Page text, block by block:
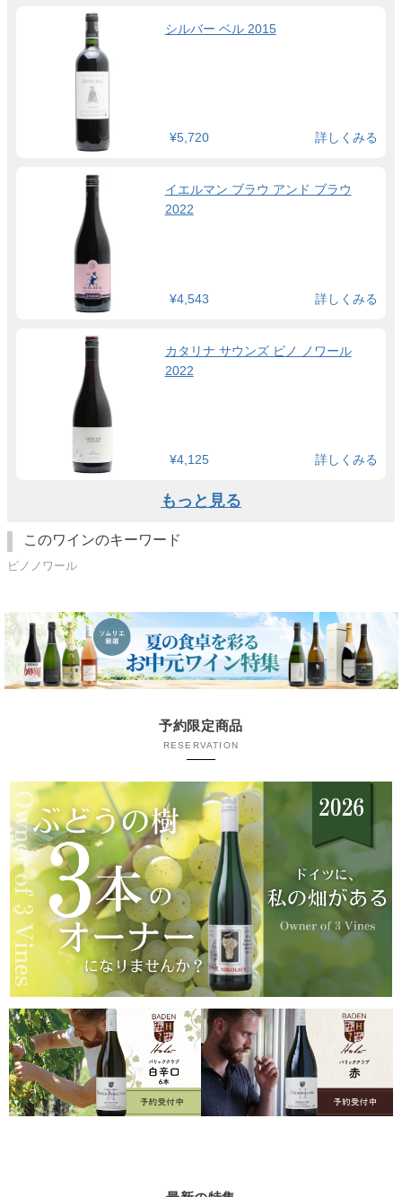
シルバー ベル 2015
¥5,720 詳しくみる
イエルマン ブラウ アンド ブラウ
2022
¥4,543 詳しくみる
カタリナ サウンズ ピノ ノワール
2022
¥4,125 詳しくみる
もっと見る
このワインのキーワード
ピノノワール
予約限定商品
RESERVATION